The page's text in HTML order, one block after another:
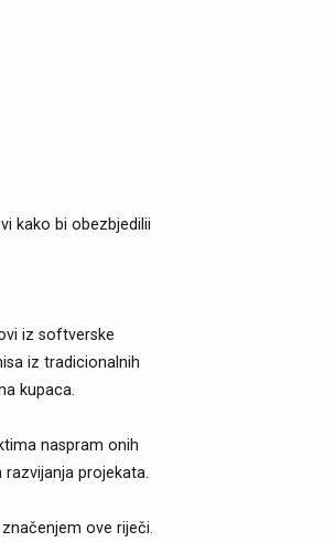
kako bi obezbjedilii
iz softverske
iz tradicionalnih
kupaca.
naspram onih
projekata.
ove riječi.